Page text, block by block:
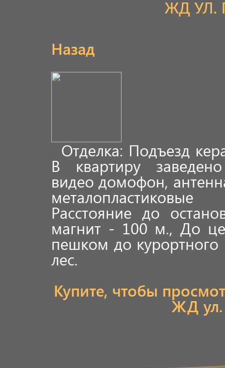
ЖД УЛ.
Назад
Отделка: Подъезд
В квартиру
видео домофон,
Расстояние до
магнит - 100 м., До
пешком до курортного
лес.
Купите, чтобы
ЖД ул.